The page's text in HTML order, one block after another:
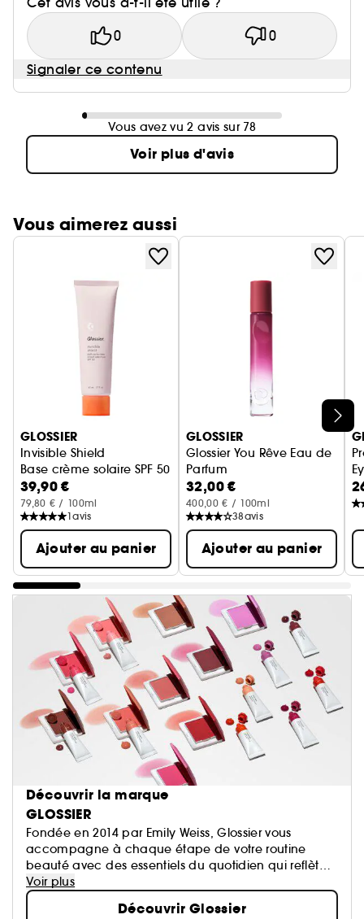
0 0
Signaler ce contenu
Vous avez vu 2 avis sur 78
Voir plus d'avis
Vous aimerez aussi
Ignorer le carrousel produits
GLOSSIER
Invisible Shield
Base crème solaire SPF 50
39,90 €
79,80 € / 100ml
1avis
Ajouter au panier
GLOSSIER
Glossier You Rêve Eau de
Parfum
32,00 €
400,00 € / 100ml
38avis
Ajouter au panier
Découvrir la marque
GLOSSIER
Fondée en 2014 par Emily Weiss, Glossier vous
accompagne à chaque étape de votre routine
beauté avec des essentiels du quotidien qui reflètent
sa philosophie : la peau d’abord, le maquillage
ensuite.
Voir plus
Découvrir Glossier